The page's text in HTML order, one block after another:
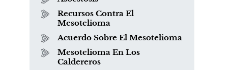
Recursos Contra El
Mesotelioma
Acuerdo Sobre El Mesotelioma
Mesotelioma En Los
Caldereros